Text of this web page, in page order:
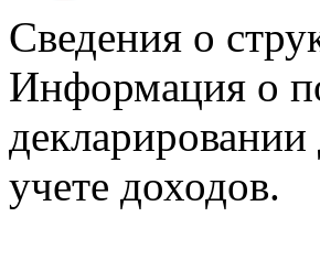
Сведения о
Информация о
декларировании
учете доходов.